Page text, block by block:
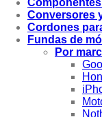
Conversores
Cordones
Fundas de
Por